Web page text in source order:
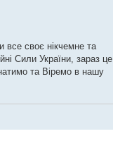
все своє нікчемне та
Сили України, зараз це
та Віремо в нашу